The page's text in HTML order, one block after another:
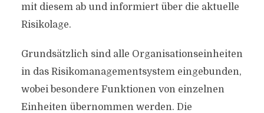
mit diesem ab und informiert über die aktuelle
Risikolage.
Grundsätzlich sind alle Organisationseinheiten
in das Risikomanagementsystem eingebunden,
wobei besondere Funktionen von einzelnen
Einheiten übernommen werden. Die